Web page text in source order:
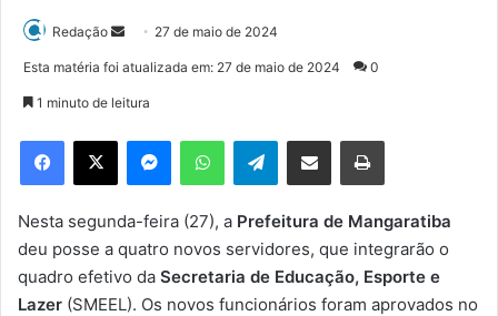
Redação
d
e
m
e
-
m
a
27 de maio de 2024
Esta matéria foi atualizada em: 27 de maio de 2024 0
1 minuto de leitura
Telegram
Nesta segunda-feira (27), a Prefeitura de Mangaratiba
deu posse a quatro novos servidores, que integrarão o
quadro efetivo da Secretaria de Educação, Esporte e
Lazer (SMEEL). Os novos funcionários foram aprovados no